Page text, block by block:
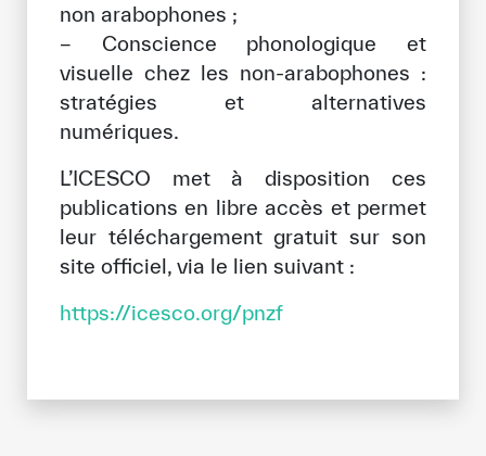
non arabophones ;
− Conscience phonologique et
visuelle chez les non-arabophones :
stratégies et alternatives
numériques.
L’ICESCO met à disposition ces
publications en libre accès et permet
leur téléchargement gratuit sur son
site officiel, via le lien suivant :
https://icesco.org/pnzf